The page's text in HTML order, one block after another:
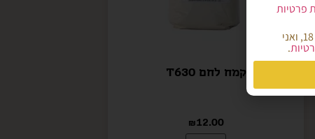
קמח לחם T630
₪12.00
פרטיות
הריני מאשר/ת כי קראתי והבנתי את מדיניות הפרטיות של אתר קמח הארץ, הנני מעל גיל 18, ואני
.